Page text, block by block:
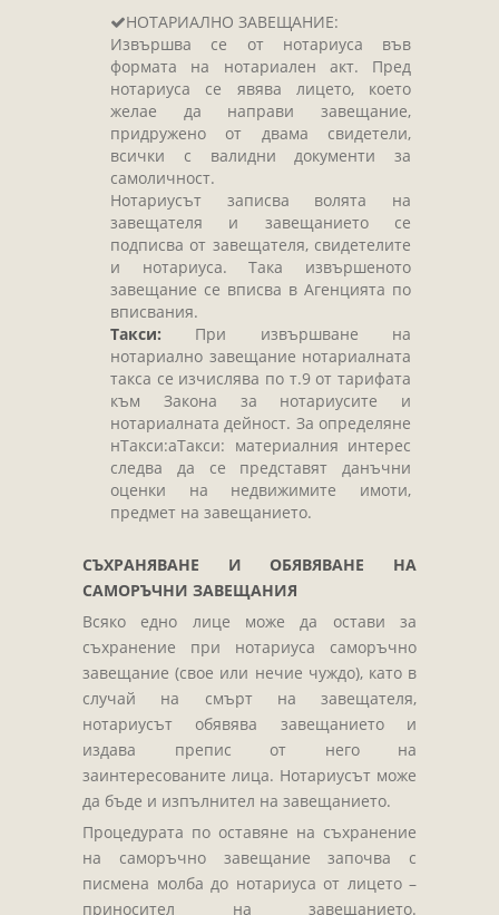
НОТАРИАЛНО ЗАВЕЩАНИЕ:
Извършва се от нотариуса във
формата на нотариален акт. Пред
нотариуса се явява лицето, което
желае да направи завещание,
придружено от двама свидетели,
всички с валидни документи за
самоличност.
Нотариусът записва волята на
завещателя и завещанието се
подписва от завещателя, свидетелите
и нотариуса. Така извършеното
завещание се вписва в Агенцията по
вписвания.
Такси: При извършване на
нотариално завещание нотариалната
такса се изчислява по т.9 от тарифата
към Закона за нотариусите и
нотариалната дейност. За определяне
нТакси:аТакси: материалния интерес
следва да се представят данъчни
оценки на недвижимите имоти,
предмет на завещанието.
СЪХРАНЯВАНЕ И ОБЯВЯВАНЕ НА
САМОРЪЧНИ ЗАВЕЩАНИЯ
Всяко едно лице може да остави за
съхранение при нотариуса саморъчно
завещание (свое или нечие чуждо), като в
случай на смърт на завещателя,
нотариусът обявява завещанието и
издава препис от него на
заинтересованите лица. Нотариусът може
да бъде и изпълнител на завещанието.
Процедурата по оставяне на съхранение
на саморъчно завещание започва с
писмена молба до нотариуса от лицето –
приносител на завещанието.